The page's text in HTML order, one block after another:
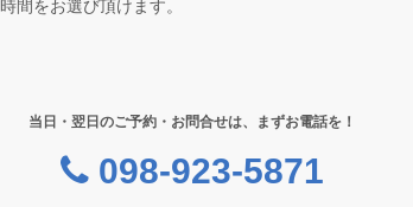
時間をお選び頂けます。
当日・翌日のご予約・お問合せは、まずお電話を！
098-923-5871